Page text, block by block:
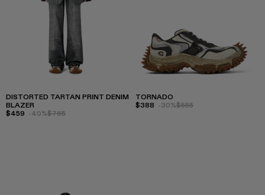
DISTORTED TARTAN PRINT DENIM
BLAZER
$459 -40%$765
TORNADO
$388 -30%$555